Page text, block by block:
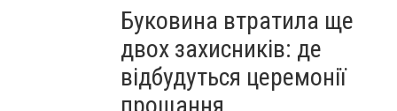
Буковина втратила ще
двох захисників: де
відбудуться церемонії